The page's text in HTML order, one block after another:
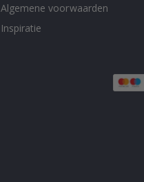
Algemene voorwaarden
Inspiratie